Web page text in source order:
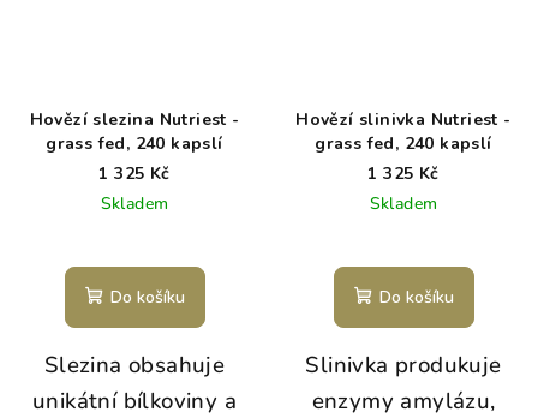
Hovězí slezina Nutriest -
grass fed, 240 kapslí
1 325 Kč
Skladem
Do košíku
Slezina obsahuje
unikátní bílkoviny a
Hovězí slinivka Nutriest -
grass fed, 240 kapslí
1 325 Kč
Skladem
Do košíku
Slinivka produkuje
enzymy amylázu,